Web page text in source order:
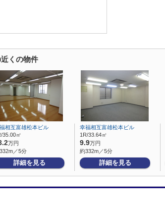
くの物件
相互富雄松本ビル
35.00㎡
万円
／5分
詳細を見る
幸福相互富雄松本ビル
1R/33.64㎡
9.9万円
約332m／5分
詳細を見る